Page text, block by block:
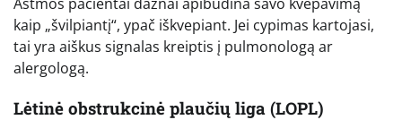
kaip „švilpiantį“, ypač iškvepiant. Jei cypimas kartojasi,
tai yra aiškus signalas kreiptis į pulmonologą ar
alergologą.
Lėtinė obstrukcinė plaučių liga (LOPL)